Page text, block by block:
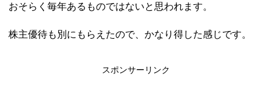
おそらく毎年あるものではないと思われます。
株主優待も別にもらえたので、かなり得した感じです。
スポンサーリンク